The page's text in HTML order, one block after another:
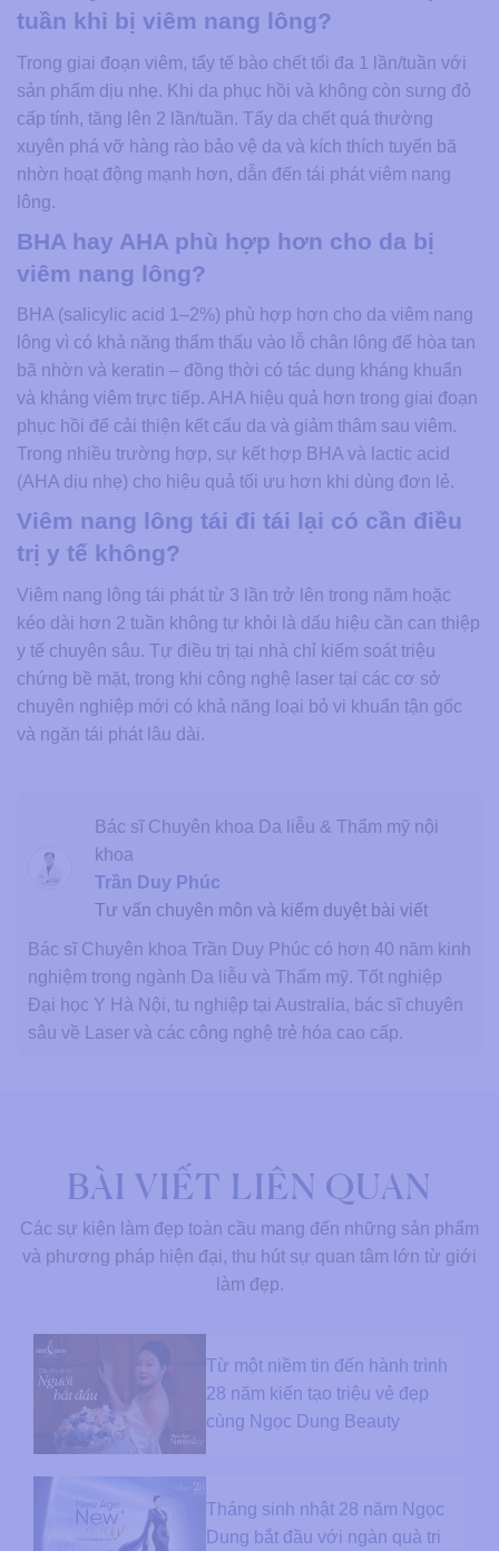
tuần khi bị viêm nang lông?
Trong giai đoạn viêm, tẩy tế bào chết tối đa 1 lần/tuần với
sản phẩm dịu nhẹ. Khi da phục hồi và không còn sưng đỏ
cấp tính, tăng lên 2 lần/tuần. Tẩy da chết quá thường
xuyên phá vỡ hàng rào bảo vệ da và kích thích tuyến bã
nhờn hoạt động mạnh hơn, dẫn đến tái phát viêm nang
lông.
BHA hay AHA phù hợp hơn cho da bị
viêm nang lông?
BHA (salicylic acid 1–2%) phù hợp hơn cho da viêm nang
lông vì có khả năng thẩm thấu vào lỗ chân lông để hòa tan
bã nhờn và keratin – đồng thời có tác dụng kháng khuẩn
và kháng viêm trực tiếp. AHA hiệu quả hơn trong giai đoạn
phục hồi để cải thiện kết cấu da và giảm thâm sau viêm.
Trong nhiều trường hợp, sự kết hợp BHA và lactic acid
(AHA dịu nhẹ) cho hiệu quả tối ưu hơn khi dùng đơn lẻ.
Viêm nang lông tái đi tái lại có cần điều
trị y tế không?
Viêm nang lông tái phát từ 3 lần trở lên trong năm hoặc
kéo dài hơn 2 tuần không tự khỏi là dấu hiệu cần can thiệp
y tế chuyên sâu. Tự điều trị tại nhà chỉ kiểm soát triệu
chứng bề mặt, trong khi công nghệ laser tại các cơ sở
chuyên nghiệp mới có khả năng loại bỏ vi khuẩn tận gốc
và ngăn tái phát lâu dài.
Bác sĩ Chuyên khoa Da liễu & Thẩm mỹ nội
khoa
Trần Duy Phúc
Tư vấn chuyên môn và kiểm duyệt bài viết
Bác sĩ Chuyên khoa Trần Duy Phúc có hơn 40 năm kinh
nghiệm trong ngành Da liễu và Thẩm mỹ. Tốt nghiệp
Đại học Y Hà Nội, tu nghiệp tại Australia, bác sĩ chuyên
sâu về Laser và các công nghệ trẻ hóa cao cấp.
BÀI VIẾT LIÊN QUAN
Các sự kiện làm đẹp toàn cầu mang đến những sản phẩm
và phương pháp hiện đại, thu hút sự quan tâm lớn từ giới
làm đẹp.
Từ một niềm tin đến hành trình
28 năm kiến tạo triệu vẻ đẹp
cùng Ngọc Dung Beauty
Tháng sinh nhật 28 năm Ngọc
Dung bắt đầu với ngàn quà tri